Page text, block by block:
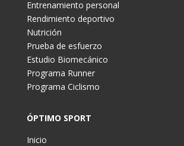
Entrenamiento personal
Rendimiento deportivo
Nutrición
Prueba de esfuerzo
Estudio Biomecánico
Programa Runner
Programa Ciclismo
ÓPTIMO SPORT
Inicio